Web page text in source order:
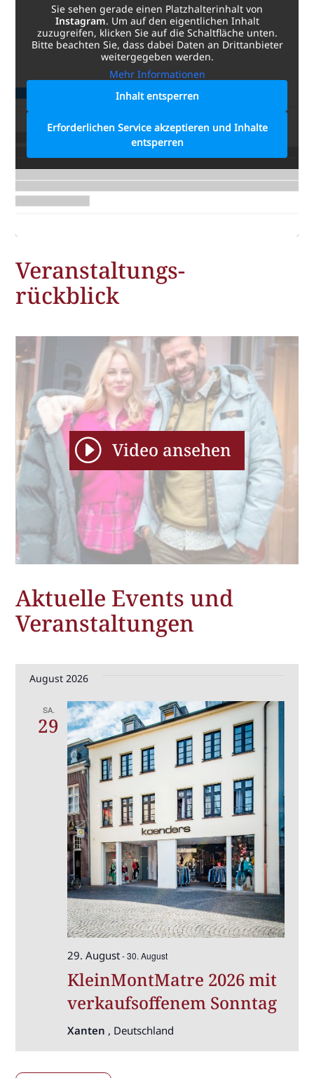
Sie sehen gerade einen Platzhalterinhalt von
Instagram. Um auf den eigentlichen Inhalt
zuzugreifen, klicken Sie auf die Schaltfläche unten.
Bitte beachten Sie, dass dabei Daten an Drittanbieter
weitergegeben werden.
Mehr Informationen
Inhalt entsperren
Erforderlichen Service akzeptieren und Inhalte
entsperren
Veranstaltungs-
rückblick
I Video ansehen
Aktuelle Events und
Veranstaltungen
August 2026
SA.
29
KleinMontMatre 2026 mit
verkaufsoffenem Sonntag
29. August-30. August
Xanten , Deutschland